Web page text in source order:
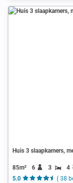
Huis 3 slaapkamers,
85m² 6 3
4
5.0
( 38